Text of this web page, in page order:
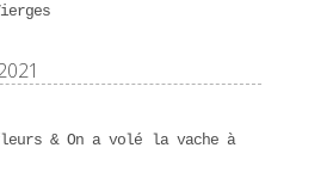
& On a volé la vache à